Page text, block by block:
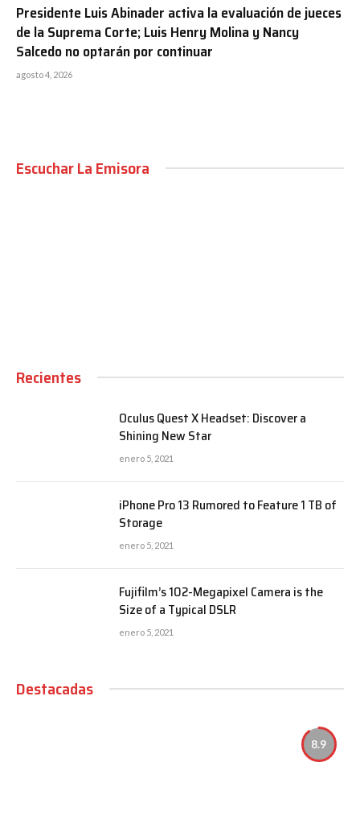
Presidente Luis Abinader activa la evaluación de jueces
de la Suprema Corte; Luis Henry Molina y Nancy
Salcedo no optarán por continuar
agosto 4, 2026
Escuchar La Emisora
Recientes
Oculus Quest X Headset: Discover a
Shining New Star
enero 5, 2021
iPhone Pro 13 Rumored to Feature 1 TB of
Storage
enero 5, 2021
Fujifilm’s 102-Megapixel Camera is the
Size of a Typical DSLR
enero 5, 2021
Destacadas
8.9